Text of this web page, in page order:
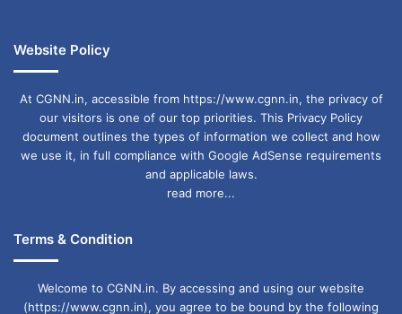
वृश्चिक (Scorpio)
नए संपर्क बनाने का प्रयास करें।
शुभ रंग: बैगनी
शुभ संख्या : 9
: शाम 3:00 से 4:00 बजे
धनु (Sagittarius)
मिलेगा। खुद पर विश्वास रखें।
Website Policy
At CGNN.in, accessible from https://www.cgnn.in, the privacy of
our visitors is one of our top priorities. This Privacy Policy
document outlines the types of information we collect and how
we use it, in full compliance with Google AdSense requirements
and applicable laws.
read more...
Terms & Condition
Welcome to CGNN.in. By accessing and using our website
(https://www.cgnn.in), you agree to be bound by the following